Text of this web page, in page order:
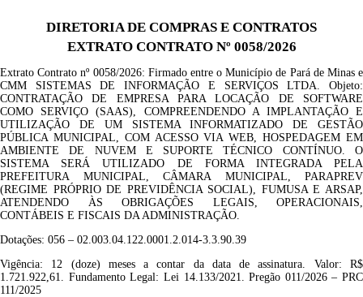
DIRETORIA DE COMPRAS E CONTRATOS
EXTRATO CONTRATO Nº 0058/2026
Extrato Contrato nº 0058/2026: Firmado entre o Município de Pará de Minas e
CMM SISTEMAS DE INFORMAÇÃO E SERVIÇOS LTDA. Objeto:
CONTRATAÇÃO DE EMPRESA PARA LOCAÇÃO DE SOFTWARE
COMO SERVIÇO (SAAS), COMPREENDENDO A IMPLANTAÇÃO E
UTILIZAÇÃO DE UM SISTEMA INFORMATIZADO DE GESTÃO
PÚBLICA MUNICIPAL, COM ACESSO VIA WEB, HOSPEDAGEM EM
AMBIENTE DE NUVEM E SUPORTE TÉCNICO CONTÍNUO. O
SISTEMA SERÁ UTILIZADO DE FORMA INTEGRADA PELA
PREFEITURA MUNICIPAL, CÂMARA MUNICIPAL, PARAPREV
(REGIME PRÓPRIO DE PREVIDÊNCIA SOCIAL), FUMUSA E ARSAP,
ATENDENDO ÀS OBRIGAÇÕES LEGAIS, OPERACIONAIS,
CONTÁBEIS E FISCAIS DA ADMINISTRAÇÃO.
Dotações: 056 – 02.003.04.122.0001.2.014-3.3.90.39
Vigência: 12 (doze) meses a contar da data de assinatura. Valor: R$
1.721.922,61. Fundamento Legal: Lei 14.133/2021. Pregão 011/2026– PRC
111/2025